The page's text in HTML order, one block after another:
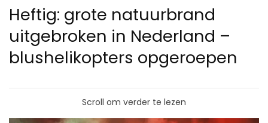
Heftig: grote natuurbrand
uitgebroken in Nederland –
blushelikopters opgeroepen
Scroll om verder te lezen